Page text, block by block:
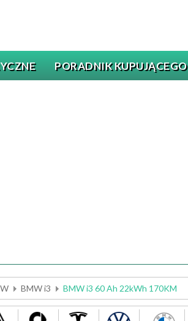
PORADNIK KUPUJĄCEGO
BMW i3 BMW i3 60 Ah 22kWh 170KM